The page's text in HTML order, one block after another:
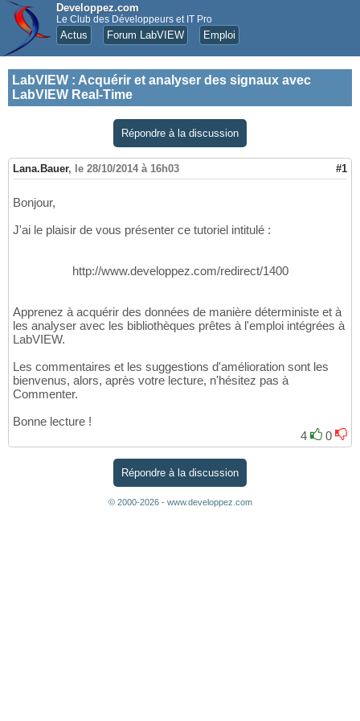
Developpez.com
Le Club des Développeurs et IT Pro
Actus Forum LabVIEW Emploi
LabVIEW : Acquérir et analyser des signaux avec
LabVIEW Real-Time
Répondre à la discussion
Lana.Bauer, le 28/10/2014 à 16h03 #1
Bonjour,
J'ai le plaisir de vous présenter ce tutoriel intitulé :
http://www.developpez.com/redirect/1400
Apprenez à acquérir des données de manière déterministe et à
les analyser avec les bibliothèques prêtes à l'emploi intégrées à
LabVIEW.
Les commentaires et les suggestions d'amélioration sont les
bienvenus, alors, après votre lecture, n'hésitez pas à
Commenter.
Bonne lecture !
4
0
Répondre à la discussion
© 2000-2026 - www.developpez.com